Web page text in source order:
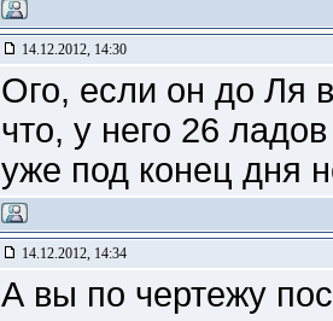
14.12.2012, 14:30
Ого, если он до Ля
что, у него 26
уже под конец дня
14.12.2012, 14:34
А вы по чертежу